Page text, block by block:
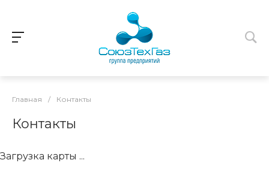
Главная / Контакты
Контакты
Загрузка карты ...